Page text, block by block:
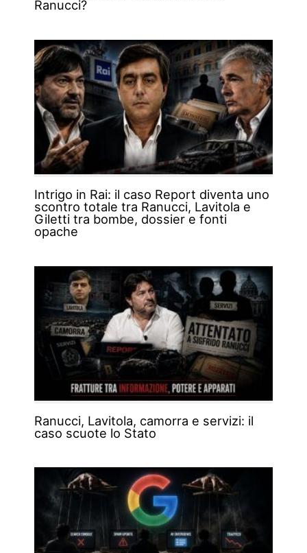
Ranucci?
Intrigo in Rai: il caso Report diventa uno
scontro totale tra Ranucci, Lavitola e
Giletti tra bombe, dossier e fonti
opache
Ranucci, Lavitola, camorra e servizi: il
caso scuote lo Stato